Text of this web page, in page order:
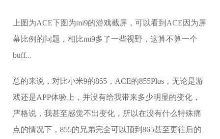
上图为ACE下图为mi9的游戏截屏，可以看到ACE因为屏
幕比例的问题，相比mi9多了一些视野，这算不算一个
buff...
总的来说，对比小米9的855，ACE的855Plus，无论是游
戏还是APP体验上，并没有给我带来多少明显的变化，
严格说，我甚至感觉不出变化，所以在没有什么特殊痛
点的情况下，855的兄弟完全可以顶到865甚至更往后的